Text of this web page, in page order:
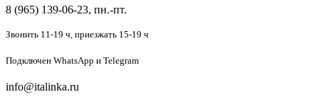
8 (965) 139-06-23, пн.-пт.
Звонить 11-19 ч, приезжать 15-19 ч
Подключен WhatsApp и Telegram
info@italinka.ru